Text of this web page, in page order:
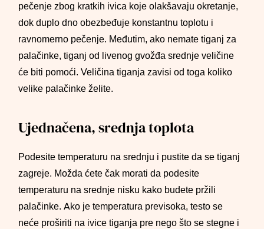
pečenje zbog kratkih ivica koje olakšavaju okretanje,
dok duplo dno obezbeđuje konstantnu toplotu i
ravnomerno pečenje. Međutim, ako nemate tiganj za
palačinke, tiganj od livenog gvožđa srednje veličine
će biti pomoći. Veličina tiganja zavisi od toga koliko
velike palačinke želite.
Ujednačena, srednja toplota
Podesite temperaturu na srednju i pustite da se tiganj
zagreje. Možda ćete čak morati da podesite
temperaturu na srednje nisku kako budete pržili
palačinke. Ako je temperatura previsoka, testo se
neće proširiti na ivice tiganja pre nego što se stegne i